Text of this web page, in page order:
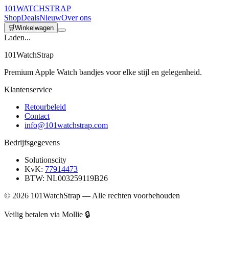
101WATCHSTRAP
ShopDealsNieuwOver ons
🛒Winkelwagen
Laden...
101WatchStrap
Premium Apple Watch bandjes voor elke stijl en gelegenheid.
Klantenservice
Retourbeleid
Contact
info@101watchstrap.com
Bedrijfsgegevens
Solutionscity
KvK: 77914473
BTW: NL003259119B26
© 2026 101WatchStrap — Alle rechten voorbehouden
Veilig betalen via Mollie 🔒